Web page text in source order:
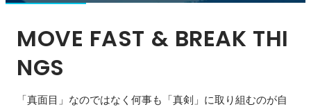
MOVE FAST & BREAK THI
NGS
「真面目」なのではなく何事も「真剣」に取り組むのが自